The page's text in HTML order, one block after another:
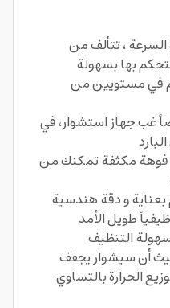
، تتألف من
بها بسهولة
في مستويين من
غب جهاز استشوار، في
مكثفة تمكنك من
و دقة هندسية
طويل الأمد
التنظيف
أن سيشوار يجفف
الحرارة بالتساوي